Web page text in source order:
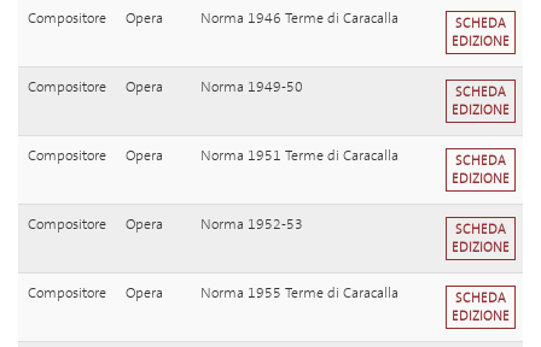
Compositore Opera Norma 1946 Terme di Caracalla
SCHEDA
EDIZIONE
Compositore Opera Norma 1949-50
SCHEDA
EDIZIONE
Compositore Opera Norma 1951 Terme di Caracalla
SCHEDA
EDIZIONE
Compositore Opera Norma 1952-53
SCHEDA
EDIZIONE
Compositore Opera Norma 1955 Terme di Caracalla
SCHEDA
EDIZIONE